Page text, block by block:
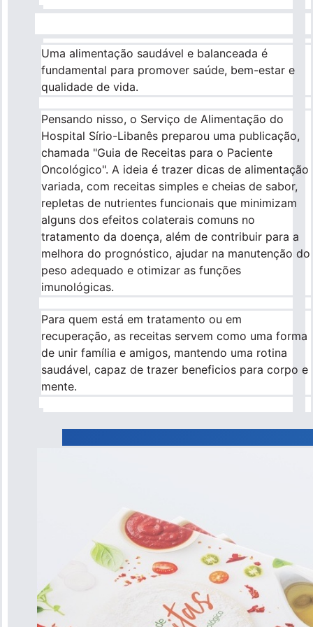
Para empresas
Profissionais da saúde
Uma alimentação saudável e balanceada é
fundamental para promover saúde, bem-estar e
qualidade de vida.
Pensando nisso, o Serviço de Alimentação do
Hospital Sírio-Libanês preparou uma publicação,
chamada "Guia de Receitas para o Paciente
Oncológico". A ideia é trazer dicas de alimentação
variada, com receitas simples e cheias de sabor,
repletas de nutrientes funcionais que minimizam
alguns dos efeitos colaterais comuns no
tratamento da doença, além de contribuir para a
melhora do prognóstico, ajudar na manutenção do
peso adequado e otimizar as funções
imunológicas.
Para quem está em tratamento ou em
recuperação, as receitas servem como uma forma
de unir família e amigos, mantendo uma rotina
saudável, capaz de trazer beneficios para corpo e
mente.